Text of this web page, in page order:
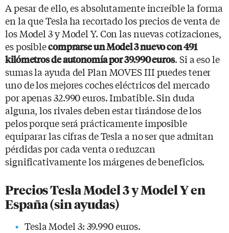
A pesar de ello, es absolutamente increíble la forma
en la que Tesla ha recortado los precios de venta de
los Model 3 y Model Y. Con las nuevas cotizaciones,
es posiblecomprarse un Model 3 nuevo con 491
kilómetros de autonomía por 39.990 euros. Si a eso le
sumas la ayuda del Plan MOVES III puedes tener
uno de los mejores coches eléctricos del mercado
por apenas 32.990 euros. Imbatible. Sin duda
alguna, los rivales deben estar tirándose de los
pelos porque será prácticamente imposible
equiparar las cifras de Tesla a no ser que admitan
pérdidas por cada venta o reduzcan
significativamente los márgenes de beneficios.
Precios Tesla Model 3 y Model Y en
España (sin ayudas)
Tesla Model 3: 39.990 euros.